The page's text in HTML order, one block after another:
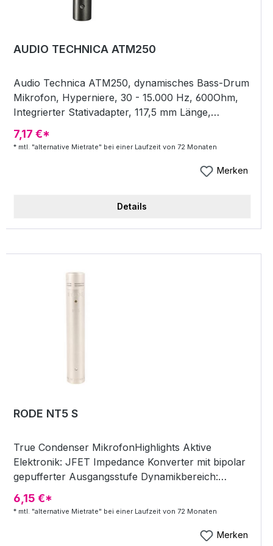
AUDIO TECHNICA ATM250
Audio Technica ATM250, dynamisches Bass-Drum
Mikrofon, Hyperniere, 30 - 15.000 Hz, 600Ohm,
Integrierter Stativadapter, 117,5 mm Länge,
Korbdurchmesser: 41mm, 390g, inkl. Etui, speziell
für Bass-Drum und Bläser. 15 Jahre
technica.com/warranty - Dynamisches Bass-Drum
Frequenzgang 30 - 15.000 Hz + Impedanz 600
mm187500 Länge, Korbdurchmesser: 41 mm +
innerhalb von 30 Tagen bei audio-technica.com
registriert + inklusive 15 Jahre Hersteller Garantie
7,17 €*
* mtl. "alternative Mietrate" bei einer Laufzeit von 72 Monaten
Merken
Details
RODE NT5 S
True Condenser MikrofonHighlights Aktive
Elektronik: JFET Impedance Konverter mit bipolar
gepufferter Ausgangsstufe Dynamikbereich:
&gt;128dB Empfindlichkeit: -38 Db bei 1v/Pa +-2dB
Frequenzbereich: 20Hz bis 20kHz Gewicht:
Nierencharakteristik Phantomspeisung erforderlich
6,15 €*
* mtl. "alternative Mietrate" bei einer Laufzeit von 72 Monaten
Merken